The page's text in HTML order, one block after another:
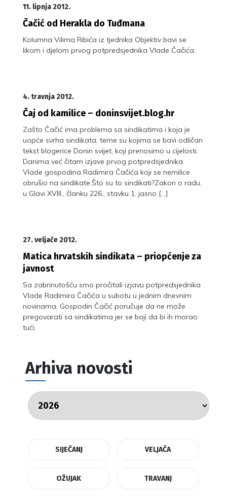
11. lipnja 2012.
Čačić od Herakla do Tuđmana
Kolumna Vilima Ribića iz tjednika Objektiv bavi se
likom i djelom prvog potpredsjednika Vlade Čačića.
4. travnja 2012.
Čaj od kamilice – doninsvijet.blog.hr
Zašto Čačić ima problema sa sindikatima i koja je
uopće svrha sindikata, teme su kojima se bavi odličan
tekst blogerice Donin svijet, koji prenosimo u cijelosti.
Danima već čitam izjave prvog potpredsjednika
Vlade gospodina Radimira Čačića koji se nemilice
obrušio na sindikate.Što su to sindikati?Zakon o radu,
u Glavi XVIII., članku 226., stavku 1. jasno […]
27. veljače 2012.
Matica hrvatskih sindikata – priopćenje za
javnost
Sa zabrinutošću smo pročitali izjavu potpredsjednika
Vlade Radimira Čačića u subotu u jednim dnevnim
novinama. Gospodin Čačić poručuje da ne može
pregovarati sa sindikatima jer se boji da bi ih morao
tući.
Arhiva novosti
SIJEČANJ VELJAČA
OŽUJAK TRAVANJ